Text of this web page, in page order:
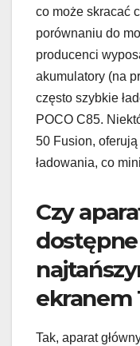
co może skracać
porównaniu do
producenci
akumulatory (na
często szybkie
POCO C85.
50 Fusion,
ładowania, co
Czy
ekranem
Tak, aparat